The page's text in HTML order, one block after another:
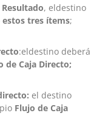
, eldestino
tres ítems;
:eldestino deberá
de Caja Directo;
el destino
Flujo de Caja